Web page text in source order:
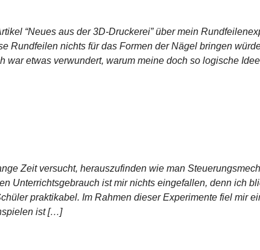
“Neues aus der 3D-Druckerei” über mein
Rundfeilen nichts für das Formen der Nägel bringen
war etwas verwundert, warum meine doch so logische
Zeit versucht, herauszufinden wie man
Unterrichtsgebrauch ist mir nichts eingefallen, denn ich
praktikabel. Im Rahmen dieser Experimente fiel mir
ist […]